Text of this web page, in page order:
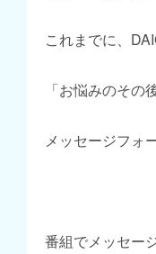
これまでに、
「お悩みのそ
メッセージフォ
番組でメッセー